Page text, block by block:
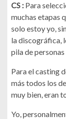
CS : Para
muchas etapas
solo estoy yo,
la discográfica,
pila de
Para el casting
más todos los
muy bien, eran
Yo,